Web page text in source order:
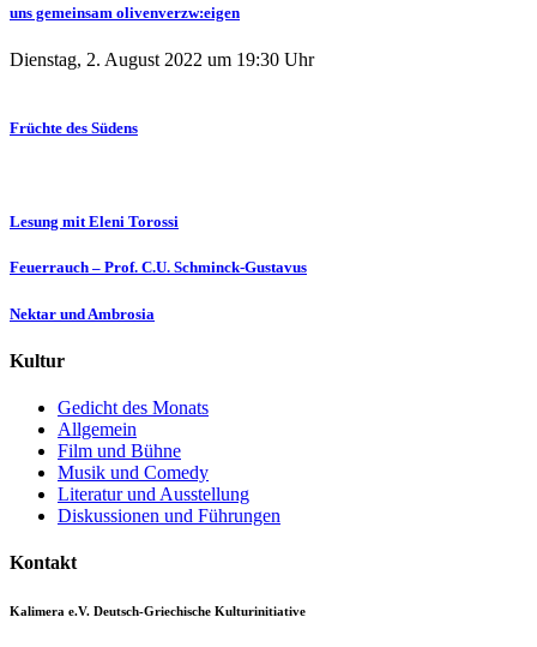
uns gemeinsam olivenverzw:eigen
Dienstag, 2. August 2022 um 19:30 Uhr
Früchte des Südens
Lesung mit Eleni Torossi
Feuerrauch – Prof. C.U. Schminck-Gustavus
Nektar und Ambrosia
Kultur
Gedicht des Monats
Allgemein
Film und Bühne
Musik und Comedy
Literatur und Ausstellung
Diskussionen und Führungen
Kontakt
Kalimera e.V. Deutsch-Griechische Kulturinitiative